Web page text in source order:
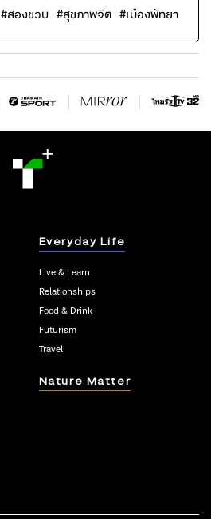
#สองขวบ #สุขภาพจิต #เมืองพัทยา
Everyday Life
Live & Learn
Relationships
Food & Drink
Futurism
Travel
Nature Matter